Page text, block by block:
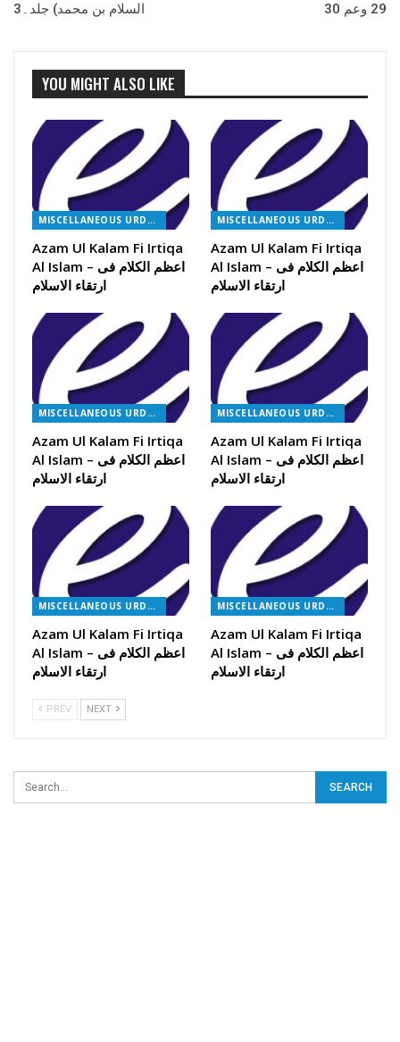
السلام بن محمد) جلد۔3
29 وعم 30
YOU MIGHT ALSO LIKE
MISCELLANEOUS URDU BOOKS
Azam Ul Kalam Fi Irtiqa
Al Islam – اعظم الکلام فی
ارتقاء الاسلام
MISCELLANEOUS URDU BOOKS
Azam Ul Kalam Fi Irtiqa
Al Islam – اعظم الکلام فی
ارتقاء الاسلام
MISCELLANEOUS URDU BOOKS
Azam Ul Kalam Fi Irtiqa
Al Islam – اعظم الکلام فی
ارتقاء الاسلام
MISCELLANEOUS URDU BOOKS
Azam Ul Kalam Fi Irtiqa
Al Islam – اعظم الکلام فی
ارتقاء الاسلام
MISCELLANEOUS URDU BOOKS
Azam Ul Kalam Fi Irtiqa
Al Islam – اعظم الکلام فی
ارتقاء الاسلام
MISCELLANEOUS URDU BOOKS
Azam Ul Kalam Fi Irtiqa
Al Islam – اعظم الکلام فی
ارتقاء الاسلام
PREV NEXT